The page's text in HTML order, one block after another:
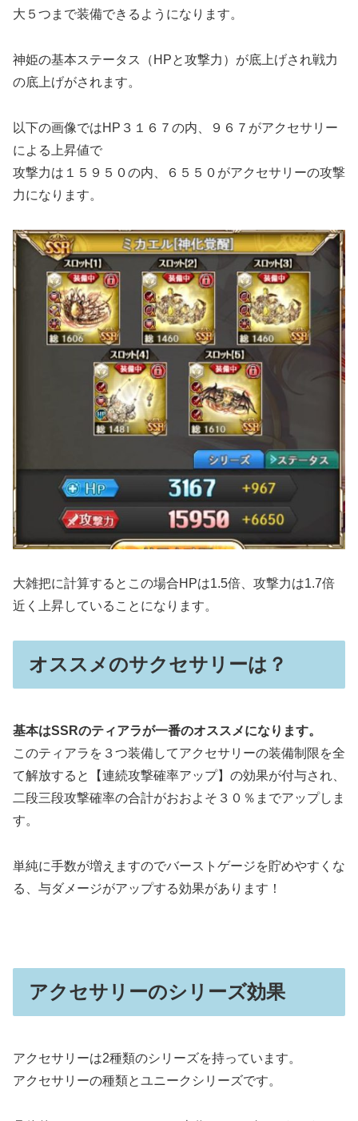
大５つまで装備できるようになります。
神姫の基本ステータス（HPと攻撃力）が底上げされ戦力
の底上げがされます。
以下の画像ではHP３１６７の内、９６７がアクセサリー
による上昇値で
攻撃力は１５９５０の内、６５５０がアクセサリーの攻撃
力になります。
大雑把に計算するとこの場合HPは1.5倍、攻撃力は1.7倍
近く上昇していることになります。
オススメのサクセサリーは？
基本はSSRのティアラが一番のオススメになります。
このティアラを３つ装備してアクセサリーの装備制限を全
て解放すると【連続攻撃確率アップ】の効果が付与され、
二段三段攻撃確率の合計がおおよそ３０％までアップしま
す。
単純に手数が増えますのでバーストゲージを貯めやすくな
る、与ダメージがアップする効果があります！
アクセサリーのシリーズ効果
アクセサリーは2種類のシリーズを持っています。
アクセサリーの種類とユニークシリーズです。